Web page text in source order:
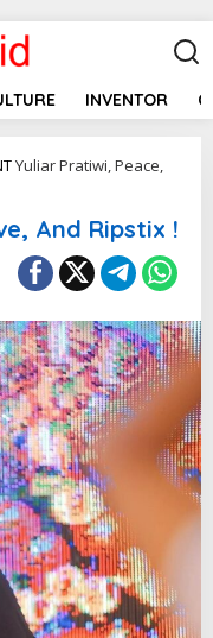
INVENTOR
Yuliar Pratiwi, Peace,
And Ripstix !